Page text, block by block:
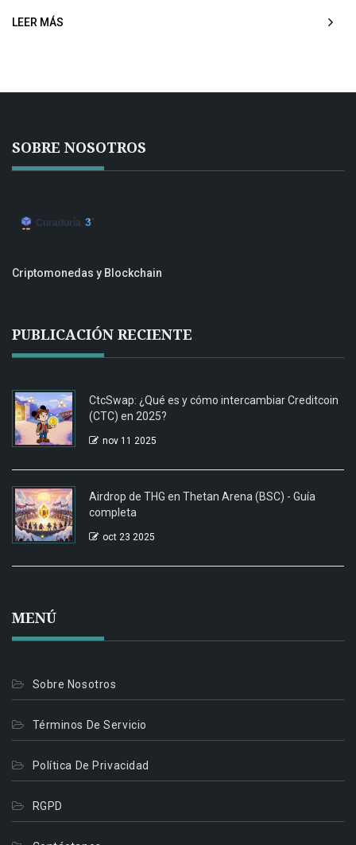
LEER MÁS
SOBRE NOSOTROS
Criptomonedas y Blockchain
PUBLICACIÓN RECIENTE
CtcSwap: ¿Qué es y cómo intercambiar Creditcoin
(CTC) en 2025?
nov 11 2025
Airdrop de THG en Thetan Arena (BSC) - Guía
completa
oct 23 2025
MENÚ
Sobre Nosotros
Términos De Servicio
Política De Privacidad
RGPD